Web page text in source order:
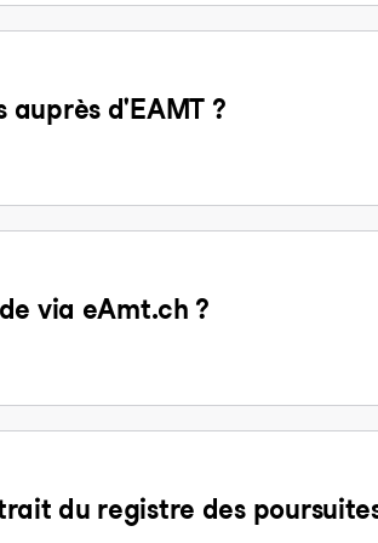
d'EAMT ?
via eAmt.ch ?
du registre des